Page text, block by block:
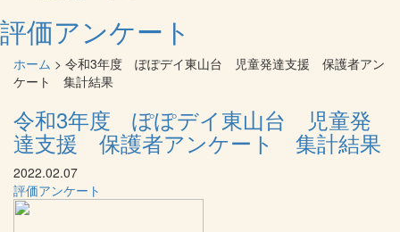
評価アンケート
ホーム > 令和3年度 ぽぽデイ東山台 児童発達支援 保護者アン
ケート 集計結果
令和3年度 ぽぽデイ東山台 児童発
達支援 保護者アンケート 集計結果
2022.02.07
評価アンケート